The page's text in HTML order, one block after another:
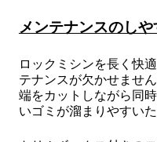
メンテナンスのしや
ロックミシンを長く快
テナンスが欠かせませ
端をカットしながら同
いゴミが溜まりやすいた